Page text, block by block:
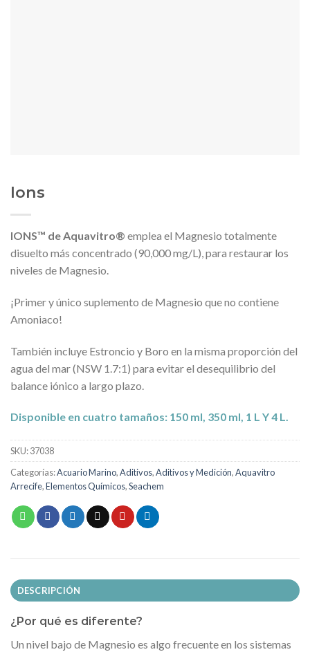
Ions
IONS™ de Aquavitro® emplea el Magnesio totalmente
disuelto más concentrado (90,000 mg/L), para restaurar los
niveles de Magnesio.
¡Primer y único suplemento de Magnesio que no contiene
Amoniaco!
También incluye Estroncio y Boro en la misma proporción del
agua del mar (NSW 1.7:1) para evitar el desequilibrio del
balance iónico a largo plazo.
Disponible en cuatro tamaños: 150 ml, 350 ml, 1 L Y 4 L.
SKU:37038
Categorías:Acuario Marino,Aditivos,Aditivos y Medición,Aquavitro
Arrecife,Elementos Químicos,Seachem
DESCRIPCIÓN
¿Por qué es diferente?
Un nivel bajo de Magnesio es algo frecuente en los sistemas